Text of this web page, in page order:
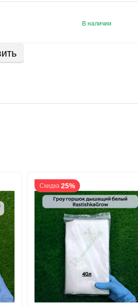
В наличии
Скидка 25%